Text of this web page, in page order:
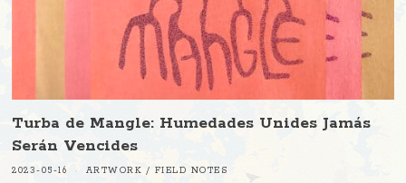
Turba de Mangle: Humedades Unides Jamás
Serán Vencides
2023-05-16 ARTWORK / FIELD NOTES